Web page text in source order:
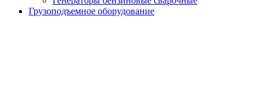
Грузоподъемное оборудование